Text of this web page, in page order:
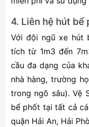
4. Liên hệ hút bể
Với đội ngũ xe hút
tích từ 1m3 đến
cầu đa dạng của
nhà hàng, trường
trong ngõ sâu). Vệ
bể phốt tại tất cả
quận Hải An, Hải